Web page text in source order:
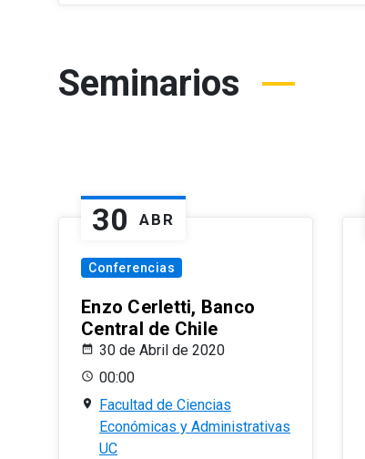
Seminarios
30 ABR
Conferencias
Enzo Cerletti, Banco
Central de Chile
30 de Abril de 2020
00:00
Facultad de Ciencias
Económicas y Administrativas
UC